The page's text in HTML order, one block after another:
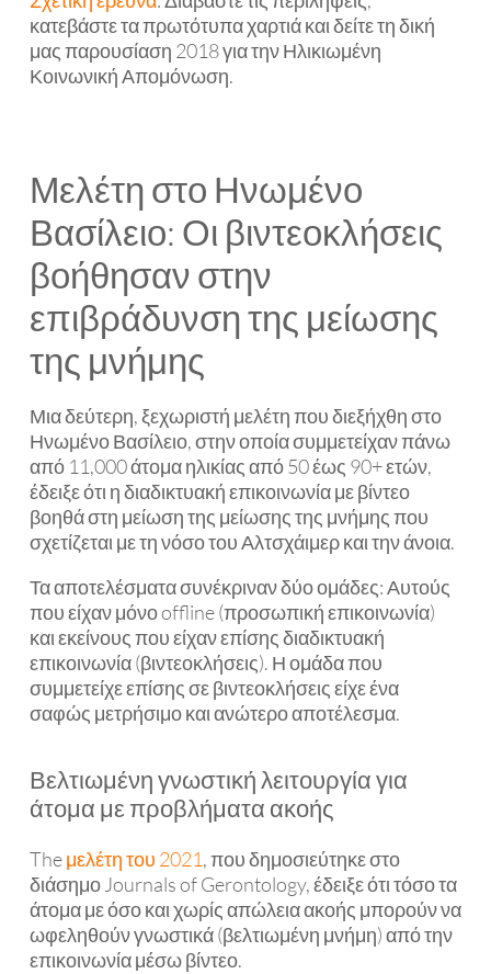
κατεβάστε τα πρωτότυπα χαρτιά και δείτε τη δική
μας παρουσίαση 2018 για την Ηλικιωμένη
Κοινωνική Απομόνωση.
Μελέτη στο Ηνωμένο
Βασίλειο: Οι βιντεοκλήσεις
βοήθησαν στην
επιβράδυνση της μείωσης
της μνήμης
Μια δεύτερη, ξεχωριστή μελέτη που διεξήχθη στο
Ηνωμένο Βασίλειο, στην οποία συμμετείχαν πάνω
από 11,000 άτομα ηλικίας από 50 έως 90+ ετών,
έδειξε ότι η διαδικτυακή επικοινωνία με βίντεο
βοηθά στη μείωση της μείωσης της μνήμης που
σχετίζεται με τη νόσο του Αλτσχάιμερ και την άνοια.
Τα αποτελέσματα συνέκριναν δύο ομάδες: Αυτούς
που είχαν μόνο offline (προσωπική επικοινωνία)
και εκείνους που είχαν επίσης διαδικτυακή
επικοινωνία (βιντεοκλήσεις). Η ομάδα που
συμμετείχε επίσης σε βιντεοκλήσεις είχε ένα
σαφώς μετρήσιμο και ανώτερο αποτέλεσμα.
Βελτιωμένη γνωστική λειτουργία για
άτομα με προβλήματα ακοής
Theμελέτη του 2021, που δημοσιεύτηκε στο
διάσημο Journals of Gerontology, έδειξε ότι τόσο τα
άτομα με όσο και χωρίς απώλεια ακοής μπορούν να
ωφεληθούν γνωστικά (βελτιωμένη μνήμη) από την
επικοινωνία μέσω βίντεο.